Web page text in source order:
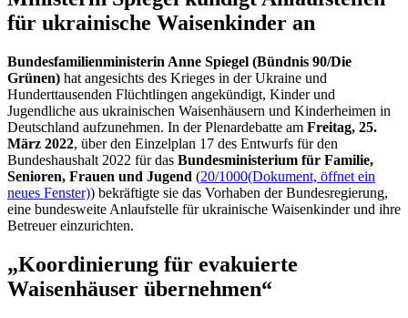
für ukra­inische Waisenkinder an
Bundesfamilienministerin Anne Spiegel (Bündnis 90/Die
Grünen) hat angesichts des Krieges in der Ukraine und
Hunderttausenden Flüchtlingen angekündigt, Kinder und
Jugendliche aus ukrainischen Waisenhäusern und Kinderheimen in
Deutschland aufzunehmen. In der Plenardebatte am Freitag, 25.
März 2022, über den Einzelplan 17 des Entwurfs für den
Bundeshaushalt 2022 für das Bundesministerium für Familie,
Senioren, Frauen und Jugend (20/1000(Dokument, öffnet ein
neues Fenster)) bekräftigte sie das Vorhaben der Bundesregierung,
eine bundesweite Anlaufstelle für ukrainische Waisenkinder und ihre
Betreuer einzurichten.
„Koordinierung für evakuierte
Waisenhäuser übernehmen“